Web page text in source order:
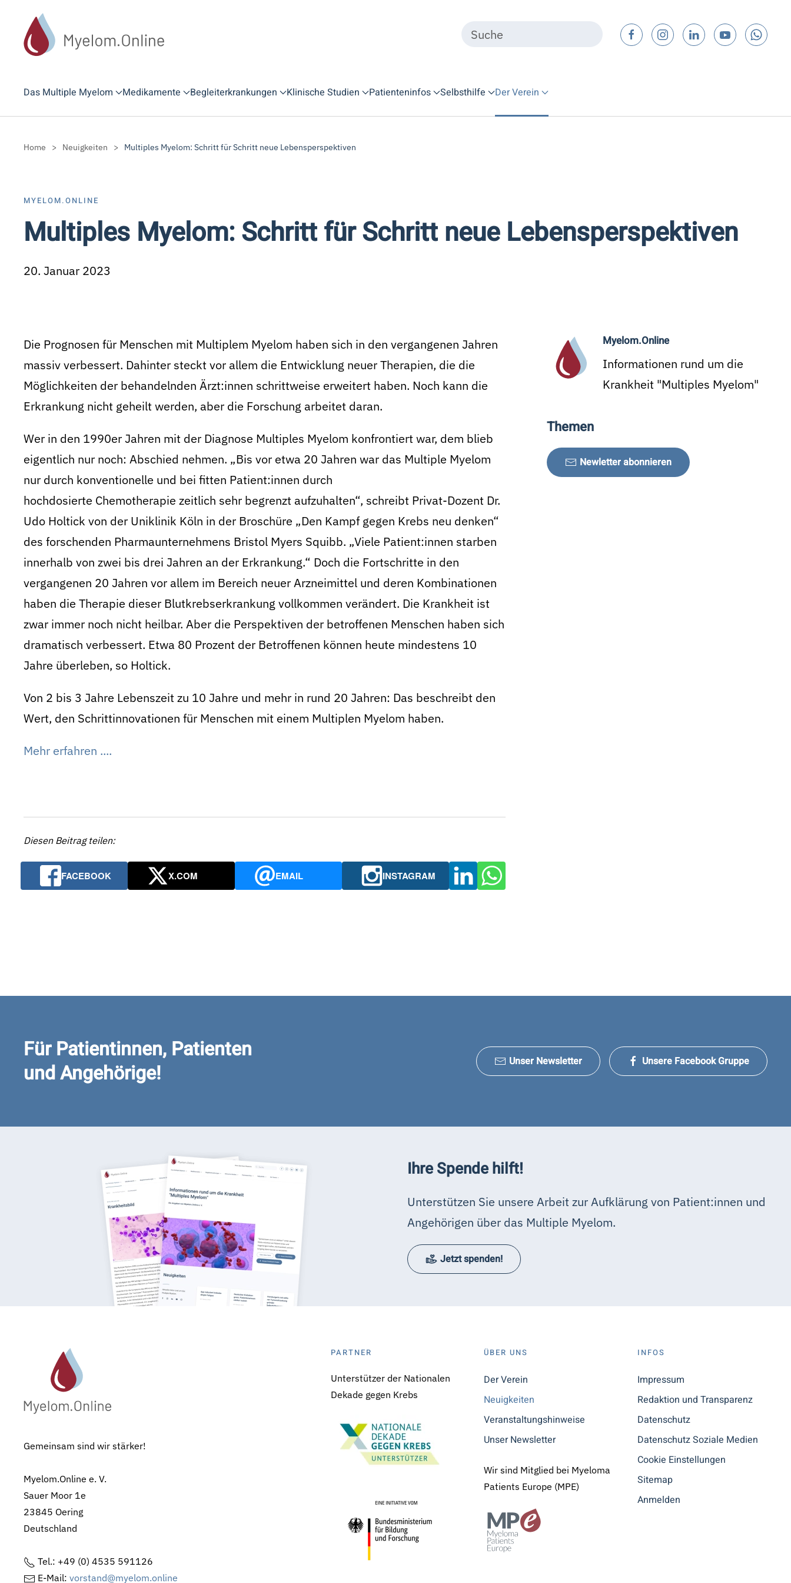
Zum Hauptinhalt springen
Das Multiple Myelom Medikamente Begleiterkrankungen Klinische Studien Patienteninfos Selbsthilfe Der Verein
Home Neuigkeiten Multiples Myelom: Schritt für Schritt neue Lebensperspektiven
MYELOM.ONLINE
Multiples Myelom: Schritt für Schritt neue Lebensperspektiven
20. Januar 2023
Die Prognosen für Menschen mit Multiplem Myelom haben sich in den vergangenen Jahren
massiv verbessert. Dahinter steckt vor allem die Entwicklung neuer Therapien, die die
Möglichkeiten der behandelnden Ärzt:innen schrittweise erweitert haben. Noch kann die
Erkrankung nicht geheilt werden, aber die Forschung arbeitet daran.
Wer in den 1990er Jahren mit der Diagnose Multiples Myelom konfrontiert war, dem blieb
eigentlich nur noch: Abschied nehmen. „Bis vor etwa 20 Jahren war das Multiple Myelom
nur durch konventionelle und bei fitten Patient:innen durch
hochdosierte Chemotherapie zeitlich sehr begrenzt aufzuhalten“, schreibt Privat-Dozent Dr.
Udo Holtick von der Uniklinik Köln in der Broschüre „Den Kampf gegen Krebs neu denken“
des forschenden Pharmaunternehmens Bristol Myers Squibb. „Viele Patient:innen starben
innerhalb von zwei bis drei Jahren an der Erkrankung.“ Doch die Fortschritte in den
vergangenen 20 Jahren vor allem im Bereich neuer Arzneimittel und deren Kombinationen
haben die Therapie dieser Blutkrebserkrankung vollkommen verändert. Die Krankheit ist
zwar immer noch nicht heilbar. Aber die Perspektiven der betroffenen Menschen haben sich
dramatisch verbessert. Etwa 80 Prozent der Betroffenen können heute mindestens 10
Jahre überleben, so Holtick.
Von 2 bis 3 Jahre Lebenszeit zu 10 Jahre und mehr in rund 20 Jahren: Das beschreibt den
Wert, den Schrittinnovationen für Menschen mit einem Multiplen Myelom haben.
Mehr erfahren ....
Diesen Beitrag teilen:
FACEBOOK X.COM EMAIL INSTAGRAM
Myelom.Online
Informationen rund um die
Krankheit "Multiples Myelom"
Themen
Newletter abonnieren
Für Patientinnen, Patienten
und Angehörige!
Unser Newsletter Unsere Facebook Gruppe
Ihre Spende hilft!
Unterstützen Sie unsere Arbeit zur Aufklärung von Patient:innen und
Angehörigen über das Multiple Myelom.
Jetzt spenden!
Gemeinsam sind wir stärker!
Myelom.Online e. V.
Sauer Moor 1e
23845 Oering
Deutschland
Tel.: +49 (0) 4535 591126
E-Mail: vorstand@myelom.online
PARTNER
Unterstützer der Nationalen
Dekade gegen Krebs
ÜBER UNS
Der Verein
Neuigkeiten
Veranstaltungshinweise
Unser Newsletter
Wir sind Mitglied bei Myeloma
Patients Europe (MPE)
INFOS
Impressum
Redaktion und Transparenz
Datenschutz
Datenschutz Soziale Medien
Cookie Einstellungen
Sitemap
Anmelden